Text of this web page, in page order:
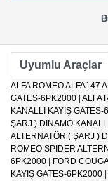
Uyumlu Araçlar
ALFA ROMEO ALFA147
GATES-6PK2000 ALFA
KANALLI KAYIŞ GATES-
ŞARJ ) DİNAMO
ALTERNATÖR ( ŞARJ )
ROMEO SPIDER
6PK2000
FORD
KAYIŞ GATES-6PK2000